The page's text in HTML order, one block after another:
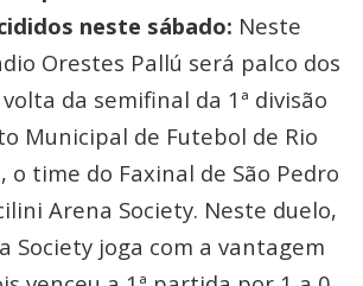
neste sábado: Neste
Orestes Pallú será palco dos
da semifinal da 1ª divisão
Municipal de Futebol de Rio
o time do Faxinal de São Pedro
Arena Society. Neste duelo,
Society joga com a vantagem